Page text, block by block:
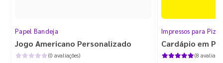
Papel Bandeja
Jogo Americano Personalizado
(0 avaliações)
Impressos para
Cardápio em
(8